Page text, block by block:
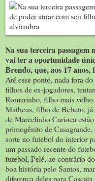
Na sua terceira passagem
vai ter a oportunidade
Brendo, que, aos 17
Até esse ponto, nada fora
filhos de ex-jogadores,
Romarinho, filho mais
Matheus, filho de Bebeto,
de Marcelinho Carioca
primogênito de
sorte no futebol do interior
um passado recente do
futebol, Pelé, ao contrário
boa história pelo Santos,
diferença deles para